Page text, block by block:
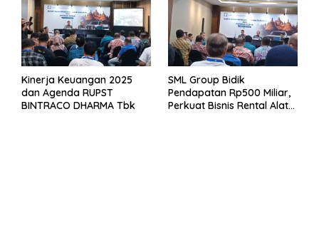
Kinerja Keuangan 2025
dan Agenda RUPST
BINTRACO DHARMA Tbk
SML Group Bidik
Pendapatan Rp500 Miliar,
Perkuat Bisnis Rental Alat